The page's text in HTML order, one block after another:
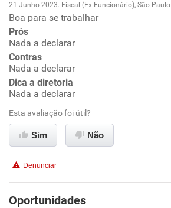
Oportunidade de promoção
Ambiente de trabalho
Conciliação com a vida familiar
Recomenda esta empresa
21 Junho 2023. Fiscal (Ex-Funcionário), São Paulo
Boa para se trabalhar
Prós
Nada a declarar
Contras
Nada a declarar
Dica a diretoria
Nada a declarar
Esta avaliação foi útil?
Sim Não
Denunciar
Oportunidades